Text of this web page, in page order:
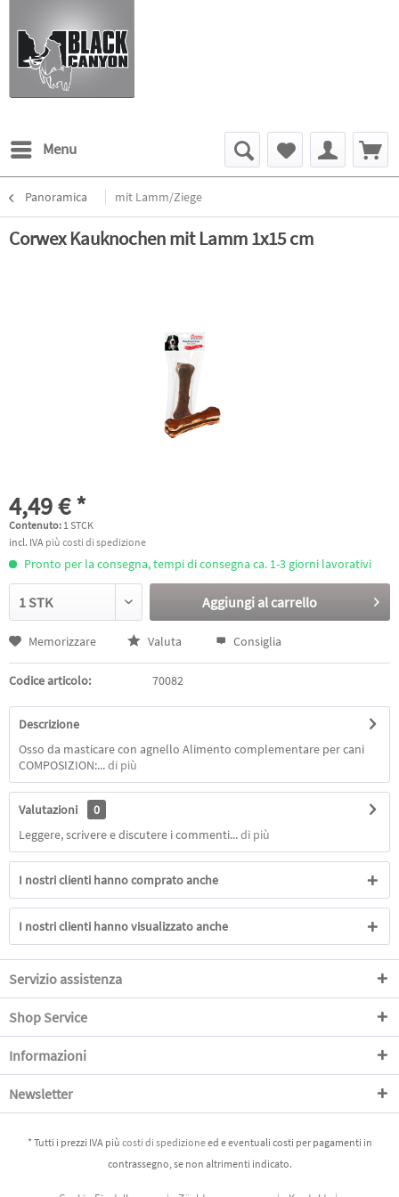
Menu
Panoramica mit Lamm/Ziege
Corwex Kauknochen mit Lamm 1x15 cm
4,49 € *
Contenuto: 1 STCK
incl. IVA più costi di spedizione
Pronto per la consegna, tempi di consegna ca. 1-3 giorni lavorativi
Aggiungi alcarrello
Memorizzare Valuta Consiglia
Codice articolo: 70082
Descrizione
Osso da masticare con agnello Alimento complementare per cani
COMPOSIZION:...di più
Valutazioni
0
Leggere, scrivere e discutere i commenti...di più
I nostri clienti hanno comprato anche
I nostri clienti hanno visualizzato anche
Servizio assistenza
Shop Service
Informazioni
Newsletter
* Tutti i prezzi IVA più costi di spedizioneed e eventuali costi per pagamenti in
contrassegno, se non altrimenti indicato.